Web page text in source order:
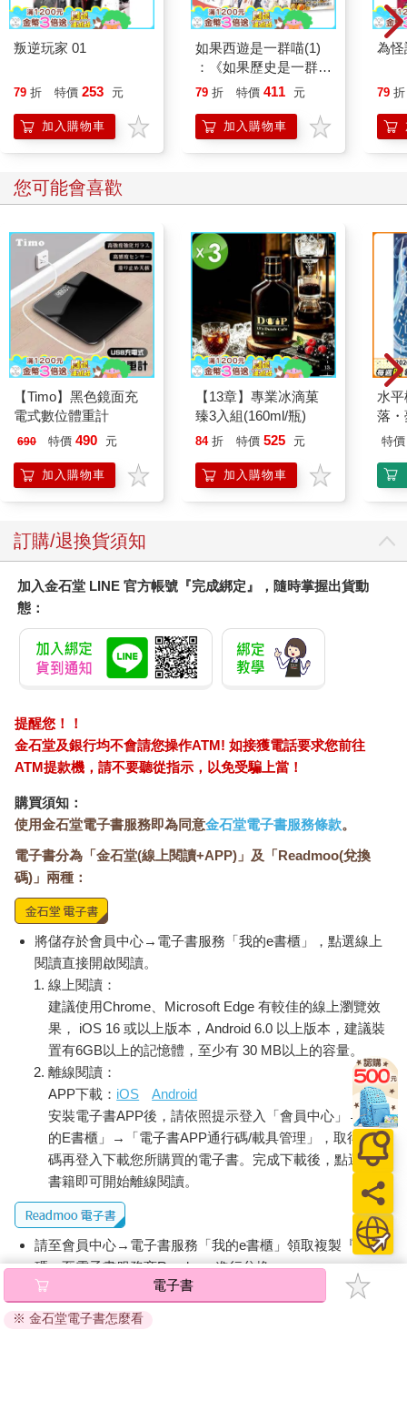
叛逆玩家 01
79 折 特價 253 元
加入購物車
如果西遊是一群喵(1)
：《如果歷史是一群
喵》作者最新力作，附
79 折 特價 411 元
加入購物車
為怪
79 折
您可能會喜歡
【Timo】黑色鏡面充
電式數位體重計
690 特價 490 元
加入購物車
【13章】專業冰滴菓
臻3入組(160ml/瓶)
84 折 特價 525 元
加入購物車
水
落
特價
訂購/退換貨須知
加入金石堂 LINE 官方帳號『完成綁定』，隨時掌握出貨動
態：
提醒您！！
金石堂及銀行均不會請您操作ATM! 如接獲電話要求您前往
ATM提款機，請不要聽從指示，以免受騙上當！
購買須知：
使用金石堂電子書服務即為同意金石堂電子書服務條款。
電子書分為「金石堂(線上閱讀+APP)」及「Readmoo(兌換
碼)」兩種：
將儲存於會員中心→電子書服務「我的e書櫃」，點選線上
閱讀直接開啟閱讀。
線上閱讀：
建議使用Chrome、Microsoft Edge 有較佳的線上瀏覽效
果， iOS 16 或以上版本，Android 6.0 以上版本，建議裝
置有6GB以上的記憶體，至少有 30 MB以上的容量。
離線閱讀：
APP下載： iOS
Android
安裝電子書APP後，請依照提示登入「會員中心」→「我
的E書櫃」→「電子書APP通行碼/載具管理」，取得通行
碼再登入下載您所購買的電子書。完成下載後，點選任一
書籍即可開始離線閱讀。
請至會員中心→電子書服務「我的e書櫃」領取複製『兌換
碼』至電子書服務商Readmoo進行兌換。
退換貨須知：
因版權保護，您在金石堂所購買的電子書僅能以金石堂專屬
電子書
※ 金石堂電子書怎麼看